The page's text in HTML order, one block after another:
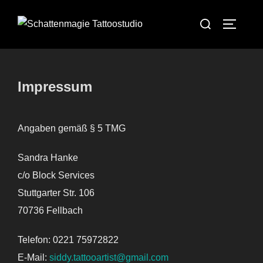
Inhalt
Suchen
Impressum
Angaben gemäß § 5 TMG
Sandra Hanke
c/o Block Services
Stuttgarter Str. 106
70736 Fellbach
Telefon: 0221 75972822
E-Mail: siddy.tattooartist@gmail.com